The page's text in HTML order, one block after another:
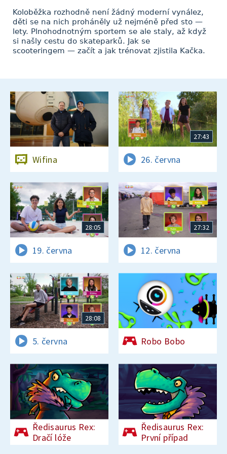
Koloběžka rozhodně není žádný moderní vynález,
děti se na nich proháněly už nejméně před sto —
lety. Plnohodnotným sportem se ale staly, až když
si našly cestu do skateparků. Jak se
scooteringem — začít a jak trénovat zjistila Kačka.
Wifina
27:43
26. června
28:05
19. června
27:32
12. června
28:08
5. června Robo Bobo
Ředisaurus Rex:
Dračí lóže
Ředisaurus Rex:
První případ